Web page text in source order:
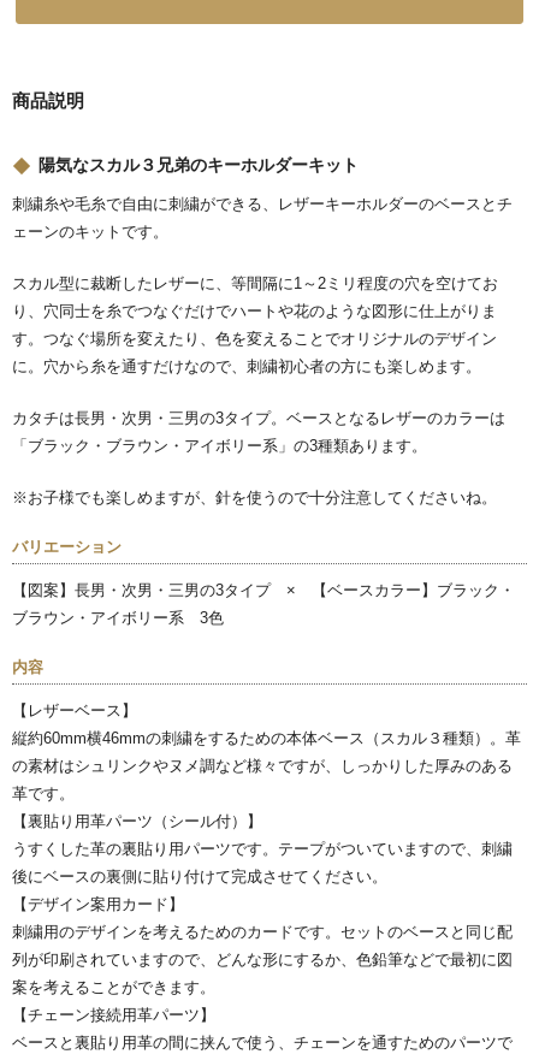
商品説明
陽気なスカル３兄弟のキーホルダーキット
刺繍糸や毛糸で自由に刺繍ができる、レザーキーホルダーのベースとチ
ェーンのキットです。
スカル型に裁断したレザーに、等間隔に1～2ミリ程度の穴を空けてお
り、穴同士を糸でつなぐだけでハートや花のような図形に仕上がりま
す。つなぐ場所を変えたり、色を変えることでオリジナルのデザイン
に。穴から糸を通すだけなので、刺繍初心者の方にも楽しめます。
カタチは長男・次男・三男の3タイプ。ベースとなるレザーのカラーは
「ブラック・ブラウン・アイボリー系」の3種類あります。
※お子様でも楽しめますが、針を使うので十分注意してくださいね。
バリエーション
【図案】長男・次男・三男の3タイプ × 【ベースカラー】ブラック・
ブラウン・アイボリー系 3色
内容
【レザーベース】
縦約60mm横46mmの刺繍をするための本体ベース（スカル３種類）。革
の素材はシュリンクやヌメ調など様々ですが、しっかりした厚みのある
革です。
【裏貼り用革パーツ（シール付）】
うすくした革の裏貼り用パーツです。テープがついていますので、刺繍
後にベースの裏側に貼り付けて完成させてください。
【デザイン案用カード】
刺繍用のデザインを考えるためのカードです。セットのベースと同じ配
列が印刷されていますので、どんな形にするか、色鉛筆などで最初に図
案を考えることができます。
【チェーン接続用革パーツ】
ベースと裏貼り用革の間に挟んで使う、チェーンを通すためのパーツで